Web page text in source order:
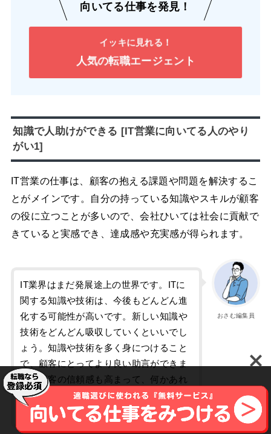
向いてる仕事を発見！
イッキに見れる！
人気の転職エージェント
知識で人助けができる [IT営業に向いてる人のやり
がい1]
IT営業の仕事は、顧客の抱える課題や問題を解決するこ
とがメインです。自分の持っている知識やスキルが顧客
の役に立つことが多いので、会社ひいては社会に貢献で
きていると実感でき、達成感や充実感が得られます。
おさむ編集員
IT業界はまだ発展途上の世界です。ITに
関する知識や技術は、今後もどんどん進
化する可能性が高いです。新しい知識や
技術をどんどん吸収していくといいでし
ょう。知識や技術を多く身につけること
で、顧客にとってより良い助言ができま
す。顧客の信頼感も高まって、何かあれ
ば相談してくれるようになり、やりがい
を感じられるはずです。